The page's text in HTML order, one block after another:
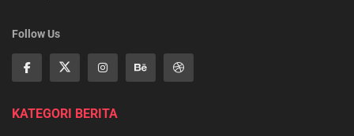
Follow Us
KATEGORI BERITA